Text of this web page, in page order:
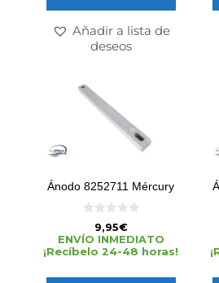
Añadir a lista de
deseos
Ánodo 8252711 Mércury
d
e
5
9,95€
ENVÍO INMEDIATO
¡Recíbelo 24-48 horas!